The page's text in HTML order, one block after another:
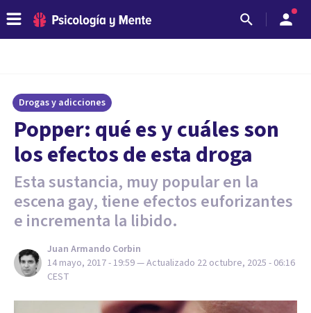
Drogas y adicciones
Popper: qué es y cuáles son
los efectos de esta droga
Esta sustancia, muy popular en la
escena gay, tiene efectos euforizantes
e incrementa la libido.
Juan Armando Corbin
14 mayo, 2017 - 19:59— Actualizado 22 octubre, 2025 - 06:16
CEST